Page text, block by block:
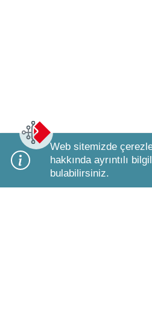
Bottom Search Toolbar
Web sitemizde
hakkında ayrıntılı
bulabilirsiniz.